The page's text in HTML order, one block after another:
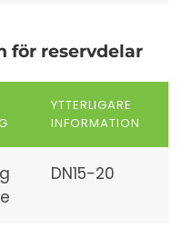
för reservdelar
YTTERLIGARE
INFORMATION
DN15-20